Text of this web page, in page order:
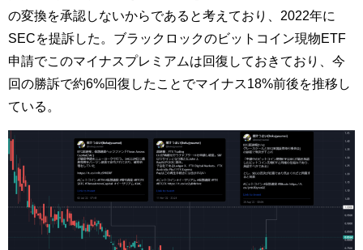
の変換を承認しないからであると考えており、2022年に
SECを提訴した。ブラックロックのビットコイン現物ETF
申請でこのマイナスプレミアムは回復しておきており、今
回の勝訴で約6%回復したことでマイナス18%前後を推移し
ている。